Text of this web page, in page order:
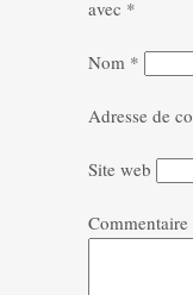
avec *
Nom *
Adresse de
Site web
Commentaire